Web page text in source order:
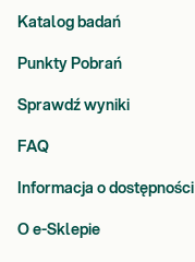
Katalog badań
Punkty Pobrań
Sprawdź wyniki
FAQ
Informacja o dostępności
O e-Sklepie